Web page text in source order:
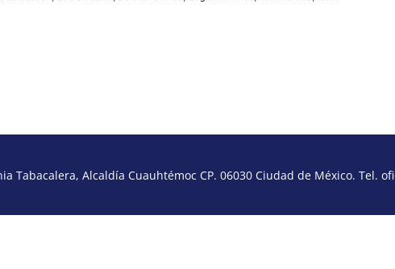
Tabacalera, Alcaldía Cuauhtémoc CP. 06030 Ciudad de México. Tel.